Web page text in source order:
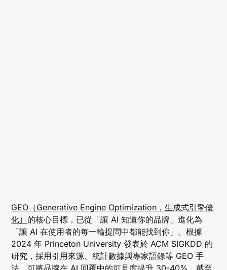
GEO（Generative Engine Optimization，生成式引擎優
化） 的核心目標，已從「讓 AI 知道你的品牌」進化為
「讓 AI 在使用者的每一輪提問中都能找到你」。根據
2024 年 Princeton University 發表於 ACM SIGKDD 的
研究，採用引用來源、統計數據與專家語錄等 GEO 手